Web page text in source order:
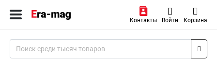
Контакты Войти Корзина